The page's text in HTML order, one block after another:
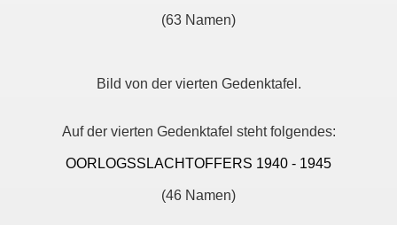
(63 Namen)
Bild von der vierten Gedenktafel.
Auf der vierten Gedenktafel steht folgendes:
OORLOGSSLACHTOFFERS 1940 - 1945
(46 Namen)